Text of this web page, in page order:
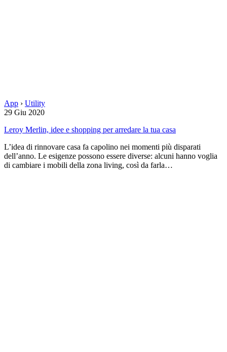
App › Utility
29 Giu 2020
Leroy Merlin, idee e shopping per arredare la tua casa
L’idea di rinnovare casa fa capolino nei momenti più disparati
dell’anno. Le esigenze possono essere diverse: alcuni hanno voglia
di cambiare i mobili della zona living, così da farla…